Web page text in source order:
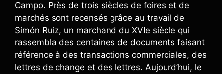
Campo. Près de trois siècles de foires et de
marchés sont recensés grâce au travail de
Simón Ruiz, un marchand du XVIe siècle qui
rassembla des centaines de documents faisant
référence à des transactions commerciales, des
lettres de change et des lettres. Aujourd’hui, le